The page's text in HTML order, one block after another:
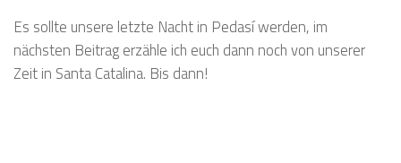
Es sollte unsere letzte Nacht in Pedasí werden, im
nächsten Beitrag erzähle ich euch dann noch von unserer
Zeit in Santa Catalina. Bis dann!